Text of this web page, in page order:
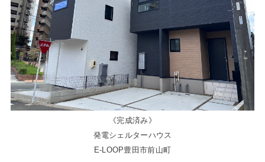
《完成済み》
発電シェルターハウス
E-LOOP豊田市前山町